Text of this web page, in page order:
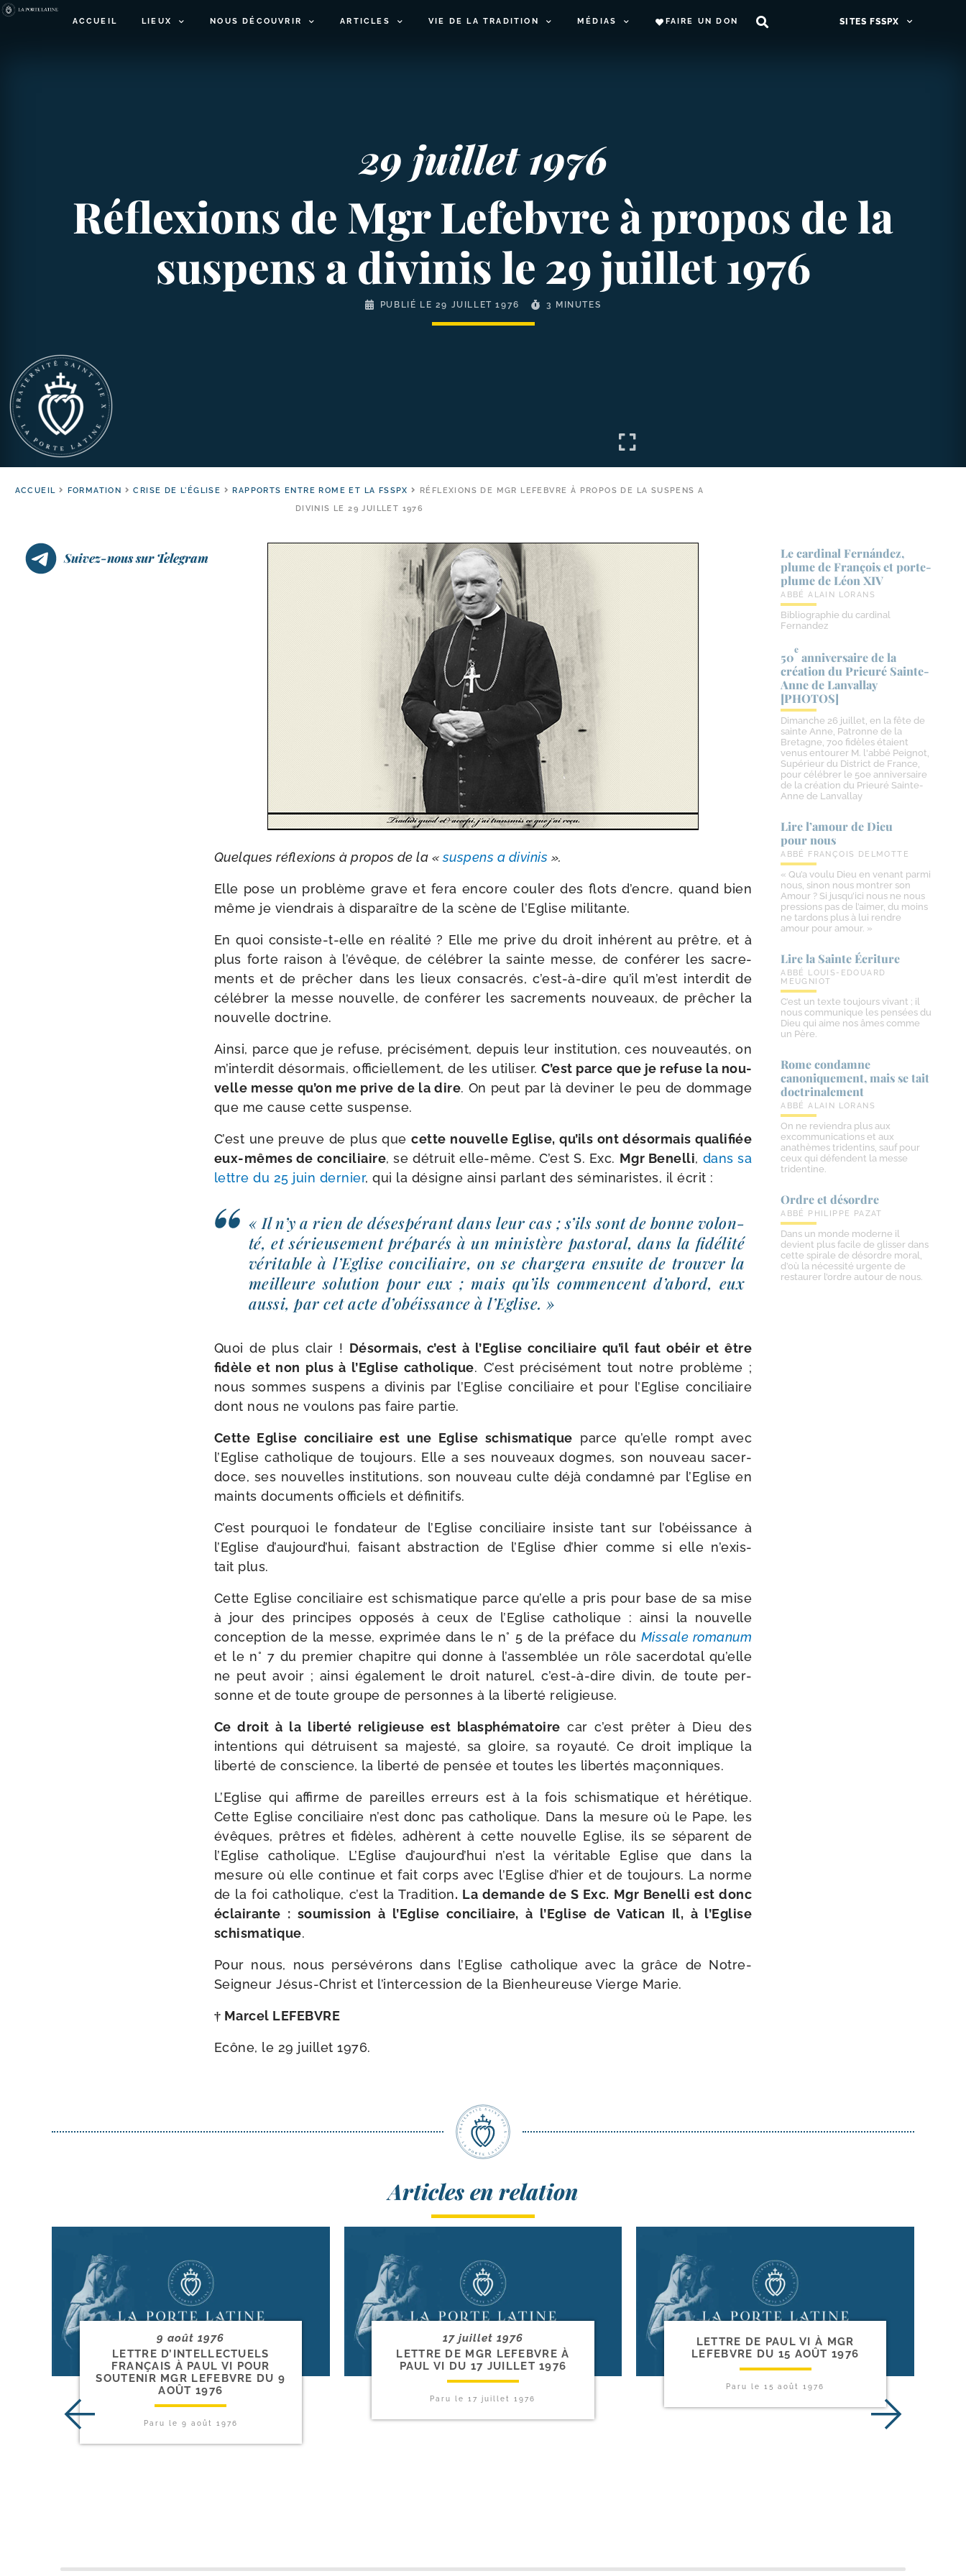
ACCUEIL LIEUX NOUS DÉCOUVRIR ARTICLES VIE DE LA TRADITION MÉDIAS FAIRE UN DON SITES FSSPX
29 juillet 1976
Réflexions de Mgr Lefebvre à propos de la
suspens a divinis le 29 juillet 1976
PUBLIÉ LE 29 JUILLET 1976 3 MINUTES
ACCUEIL FORMATION CRISE DE L'ÉGLISE RAPPORTS ENTRE ROME ET LA FSSPX
RÉFLEXIONS DE MGR LEFEBVRE À PROPOS DE LA SUSPENS A
DIVINIS LE 29 JUILLET 1976
Suivez-nous sur Telegram
Quelques réflexions à pro­pos de la «sus­pens a divi­nis ».
Elle pose un pro­blème grave et fera encore cou­ler des flots d’encre, quand bien
même je vien­drais à dis­pa­raître de la scène de l’Eglise militante.
En quoi consiste-​t-​elle en réa­li­té ? Elle me prive du droit inhé­rent au prêtre, et à
plus forte rai­son à l’é­vêque, de célé­brer la sainte messe, de confé­rer les sacre­
ments et de prê­cher dans les lieux consa­crés, c’est-​à-​dire qu’il m’est inter­dit de
célé­brer la messe nou­velle, de confé­rer les sacre­ments nou­veaux, de prê­cher la
nou­velle doctrine.
Ainsi, parce que je refuse, pré­ci­sé­ment, depuis leur ins­ti­tu­tion, ces nou­veau­tés, on
m’in­ter­dit désor­mais, offi­ciel­le­ment, de les uti­li­ser.C’est parce que je refuse la nou­
velle messe qu’on me prive de la dire. On peut par là devi­ner le peu de dom­mage
que me cause cette suspense.
C’est une preuve de plus quecette nou­velle Eglise, qu’ils ont désor­mais qua­li­fiée
eux-​mêmes de conci­liaire, se détruit elle-​même. C’est S. Exc. Mgr Benelli, dans sa
lettre du 25 juin der­nier, qui la désigne ain­si par­lant des sémi­na­ristes, il écrit :
« Il n’y a rien de déses­pé­rant dans leur cas ; s’ils sont de bonne volon­
té, et sérieu­se­ment pré­pa­rés à un minis­tère pas­to­ral, dans la fidé­li­té
véri­table à l’Eglise conci­liaire, on se char­ge­ra ensuite de trou­ver la
meilleure solu­tion pour eux ; mais qu’ils com­mencent d’a­bord, eux
aus­si, par cet acte d’o­béis­sance à l’Eglise. »
Quoi de plus clair ! Désormais, c’est à l’Eglise conci­liaire qu’il faut obéir et être
fidèle et non plus à l’Eglise catho­lique. C’est pré­ci­sé­ment tout notre pro­blème ;
nous sommes sus­pens a divi­nis par l’Eglise conci­liaire et pour l’Eglise conci­liaire
dont nous ne vou­lons pas faire partie.
Cette Eglise conci­liaire est une Eglise schis­ma­tique parce qu’elle rompt avec
l’Eglise catho­lique de tou­jours. Elle a ses nou­veaux dogmes, son nou­veau sacer­
doce, ses nou­velles ins­ti­tu­tions, son nou­veau culte déjà condam­né par l’Eglise en
maints docu­ments offi­ciels et définitifs.
C’est pour­quoi le fon­da­teur de l’Eglise conci­liaire insiste tant sur l’o­béis­sance à
l’Eglise d’au­jourd’­hui, fai­sant abs­trac­tion de l’Eglise d’hier comme si elle n’exis­
tait plus.
Cette Eglise conci­liaire est schis­ma­tique parce qu’elle a pris pour base de sa mise
à jour des prin­cipes oppo­sés à ceux de l’Eglise catho­lique : ain­si la nou­velle
concep­tion de la messe, expri­mée dans le n° 5 de la pré­face du Missale roma­num
et le n° 7 du pre­mier cha­pitre qui donne à l’as­sem­blée un rôle sacer­do­tal qu’elle
ne peut avoir ; ain­si éga­le­ment le droit natu­rel, c’est-​à-​dire divin, de toute per­
sonne et de toute groupe de per­sonnes à la liber­té religieuse.
Ce droit à la liber­té reli­gieuse est blas­phé­ma­toire car c’est prê­ter à Dieu des
inten­tions qui détruisent sa majes­té, sa gloire, sa royau­té. Ce droit implique la
liber­té de conscience, la liber­té de pen­sée et toutes les liber­tés maçonniques.
L’Eglise qui affirme de pareilles erreurs est à la fois schis­ma­tique et héré­tique.
Cette Eglise conci­liaire n’est donc pas catho­lique. Dans la mesure où le Pape, les
évêques, prêtres et fidèles, adhèrent à cette nou­velle Eglise, ils se séparent de
l’Eglise catho­lique. L’Eglise d’au­jourd’­hui n’est la véri­table Eglise que dans la
mesure où elle conti­nue et fait corps avec l’Eglise d’hier et de tou­jours. La norme
de la foi catho­lique, c’est la Tradition. La demande de S Exc. Mgr Benelli est donc
éclai­rante : sou­mis­sion à l’Eglise conci­liaire, à l’Eglise de Vatican Il, à l’Eglise
schis­ma­tique.
Pour nous, nous per­sé­vé­rons dans l’Eglise catho­lique avec la grâce de Notre-​
Seigneur Jésus-​Christ et l’in­ter­ces­sion de la Bienheureuse Vierge Marie.
† Marcel LEFEBVRE
Ecône, le 29 juillet 1976.
Le cardinal Fernández,
plume de François et porte-​
plume de Léon XIV
ABBÉ ALAIN LORANS
Bibliographie du cardinal
Fernandez
50
e
anniversaire de la
création du Prieuré Sainte-​
Anne de Lanvallay
[PHOTOS]
Dimanche 26 juillet, en la fête de
sainte Anne, Patronne de la
Bretagne, 700 fidèles étaient
venus entourer M. l'abbé Peignot,
Supérieur du District de France,
pour célébrer le 50e anniversaire
de la création du Prieuré Sainte-
Anne de Lanvallay
Lire l’amour de Dieu
pour nous
ABBÉ FRANÇOIS DELMOTTE
« Qu’a voulu Dieu en venant parmi
nous, sinon nous montrer son
Amour ? Si jusqu’ici nous ne nous
pressions pas de l’aimer, du moins
ne tardons plus à lui rendre
amour pour amour. »
Lire la Sainte Écriture
ABBÉ LOUIS-EDOUARD
MEUGNIOT
C’est un texte toujours vivant ; il
nous communique les pensées du
Dieu qui aime nos âmes comme
un Père.
Rome condamne
canoniquement, mais se tait
doctrinalement
ABBÉ ALAIN LORANS
On ne reviendra plus aux
excommunications et aux
anathèmes tridentins, sauf pour
ceux qui défendent la messe
tridentine.
Ordre et désordre
ABBÉ PHILIPPE PAZAT
Dans un monde moderne il
devient plus facile de glisser dans
cette spirale de désordre moral,
d’où la nécessité urgente de
restaurer l’ordre autour de nous.
Articles en relation
9 août 1976
LETTRE D’INTELLECTUELS
FRANÇAIS À PAUL VI POUR
SOUTENIR MGR LEFEBVRE DU 9
AOÛT 1976
Paru le 9 août 1976
17 juillet 1976
LETTRE DE MGR LEFEBVRE À
PAUL VI DU 17 JUILLET 1976
Paru le17 juillet 1976
LETTRE DE PAUL VI À MGR
LEFEBVRE DU 15 AOÛT 1976
Paru le15 août 1976